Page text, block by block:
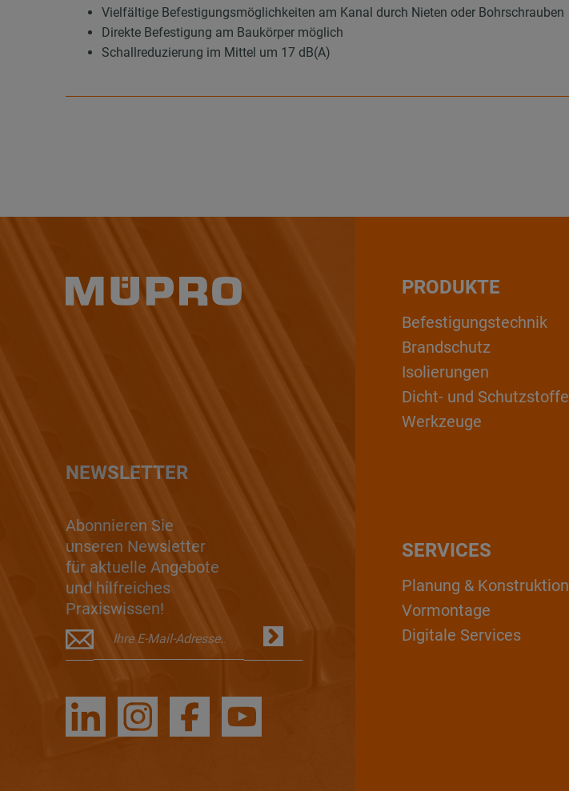
Vielfältige Befestigungsmöglichkeiten am Kanal durch Nieten oder Bohrschrauben
Direkte Befestigung am Baukörper möglich
Schallreduzierung im Mittel um 17 dB(A)
NEWSLETTER
Abonnieren Sie
unseren Newsletter
für aktuelle Angebote
und hilfreiches
Praxiswissen!
PRODUKTE
Befestigungstechnik
Brandschutz
Isolierungen
Dicht- und Schutzstoffe
Werkzeuge
SERVICES
Planung & Konstruktion
Vormontage
Digitale Services